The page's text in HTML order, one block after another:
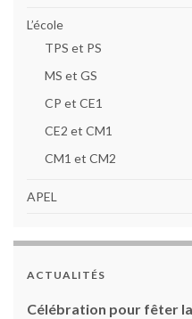
L’école
TPS et PS
MS et GS
CP et CE1
CE2 et CM1
CM1 et CM2
APEL
ACTUALITÉS
Célébration pour fêter la